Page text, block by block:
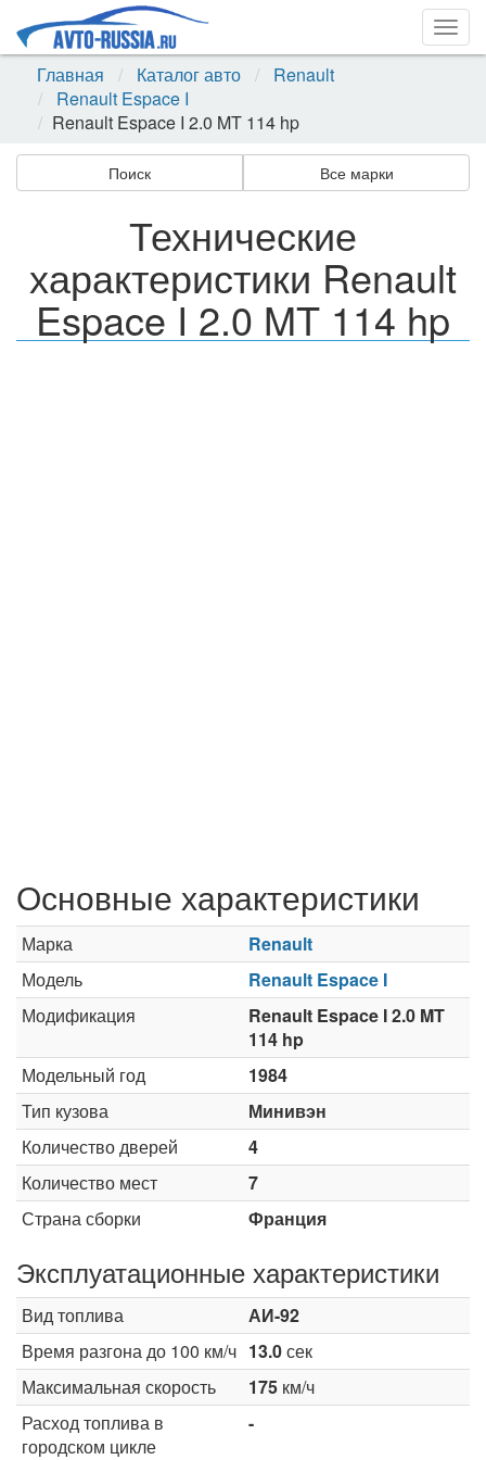
Главная
Каталог авто
Renault
Renault Espace I
Renault Espace I 2.0 MT 114 hp
Поиск Все марки
Технические
характеристики Renault
Espace I 2.0 MT 114 hp
Основные характеристики
Марка
Renault
Модель
Renault Espace I
Модификация
Renault Espace I 2.0 MT
114 hp
Модельный год
1984
Тип кузова
Минивэн
Количество дверей
4
Количество мест
7
Страна сборки
Франция
Эксплуатационные характеристики
Вид топлива
АИ-92
Время разгона до 100 км/ч 13.0сек
Максимальная скорость
175 км/ч
Расход топлива в
городском цикле
-